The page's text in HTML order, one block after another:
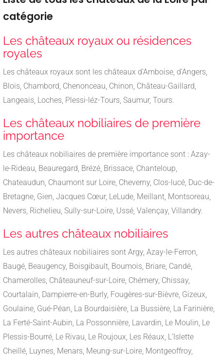
catégorie
Les châteaux royaux ou résidences
royales
Les châteaux royaux sont les châteaux d’Amboise, d’Angers,
Blois, Chambord, Chenonceau, Chinon, Château-Gaillard,
Langeais, Loches, Plessi-léz-Tours, Saumur, Tours.
Les châteaux nobiliaires de première
importance
Les châteaux nobiliaires de première importance sont : Azay-
le-Rideau, Beauregard, Brézé, Brissace, Chanteloup,
Chateaudun, Chaumont sur Loire, Cheverny, Clos-lucé, Duc-de-
Bretagne, Gien, Jacques Cœur, LeLude, Meillant, Montsoreau,
Nevers, Richelieu, Sully-sur-Loire, Ussé, Valençay, Villandry.
Les autres châteaux nobiliaires
Les autres châteaux nobiliaires sont Argy, Azay-le-Ferron,
Baugé, Beaugency, Boisgibault, Boumois, Briare, Candé,
Chamerolles, Châteauneuf-sur-Loire, Chémery, Chissay,
Courtalain, Dampierre-en-Burly, Fougères-sur-Bièvre, Gizeux,
Goulaine, Gué-Péan, La Bourdaisière, La Bussière, La Farinière,
La Ferté-Saint-Aubin, La Possonnière, Lavardin, Le Moulin, Le
Plessis-Bourré, Le Rivau, Le Roujoux, Les Réaux, L’Islette
Cheillé, Luynes, Menars, Meung-sur-Loire, Montgeoffroy,